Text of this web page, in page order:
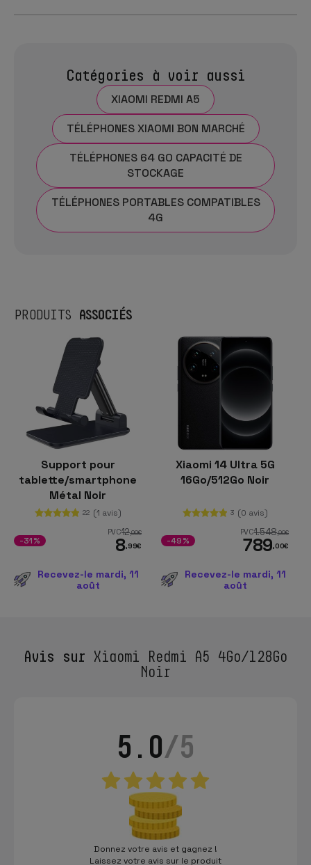
Catégories à voir aussi
XIAOMI REDMI A5
TÉLÉPHONES XIAOMI BON MARCHÉ
TÉLÉPHONES 64 GO CAPACITÉ DE
STOCKAGE
TÉLÉPHONES PORTABLES COMPATIBLES
4G
PRODUITS ASSOCIÉS
Support pour
tablette/smartphone
Métal Noir
22 (1 avis)
PVC12,99€
8,99€
-31%
Recevez-le mardi, 11
août
Xiaomi 14 Ultra 5G
16Go/512Go Noir
3 (0 avis)
PVC1.548,99€
789,00€
-49%
Recevez-le mardi, 11
août
Avis sur Xiaomi Redmi A5 4Go/128Go
Noir
5.0/5
Donnez votre avis et gagnez !
Laissez votre avis sur le produit